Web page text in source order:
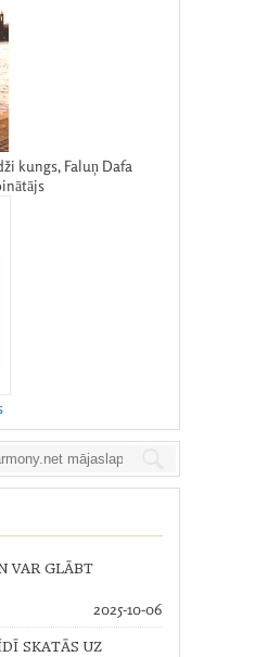
kungs, Faluņ Dafa
VAR GLĀBT
2025-10-06
SKATĀS UZ